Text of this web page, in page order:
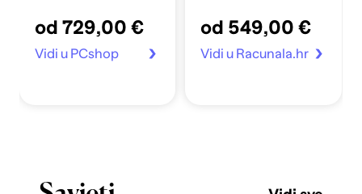
SSD, Radeon
Graphics, FreeDOS,
od 729,00 €
Vidi u PCshop
3400G, 16 GB
DDR4, 500 GB
od 549,00 €
Vidi u Racunala.hr